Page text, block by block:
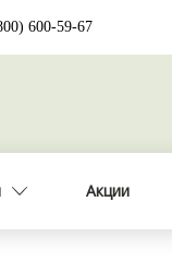
600-59-67
Акции